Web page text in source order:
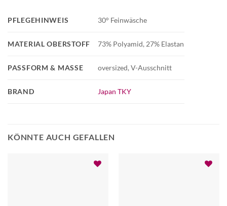
BRAND Japan TKY
PFLEGEHINWEIS 30° Feinwäsche
MATERIAL OBERSTOFF 73% Polyamid, 27% Elastan
PASSFORM & MASSE oversized, V-Ausschnitt
KÖNNTE AUCH GEFALLEN